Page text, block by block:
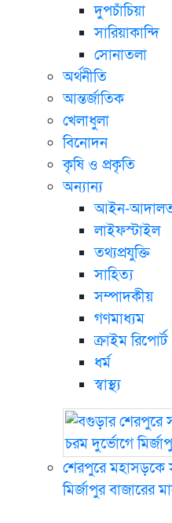
দুপচাঁচিয়া
সারিয়াকান্দি
সোনাতলা
অর্থনীতি
আন্তর্জাতিক
খেলাধুলা
বিনোদন
কৃষি ও প্রকৃতি
অন্যান্য
আইন-
লাইফস্টাইল
তথ্যপ্রযুক্তি
সাহিত্য
সম্পাদকীয়
গণমাধ্যম
ক্রাইম রিপোর্ট
ধর্ম
স্বাস্থ্য
শেরপুরে মহাসড়কে
মির্জাপুর বাজারের